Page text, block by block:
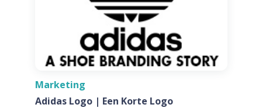
Marketing
Adidas Logo | Een Korte Logo